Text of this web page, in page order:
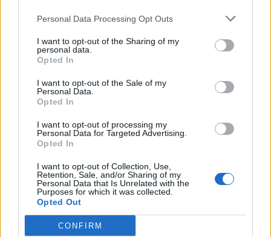
Personal Data Processing Opt Outs
I want to opt-out of the Sharing of my
personal data.
Opted In
I want to opt-out of the Sale of my
Personal Data.
Opted In
I want to opt-out of processing my
Personal Data for Targeted Advertising.
Opted In
I want to opt-out of Collection, Use,
Retention, Sale, and/or Sharing of my
Personal Data that Is Unrelated with the
Purposes for which it was collected.
Opted Out
CONFIRM
NX7 é o novo SUV da Nissan para China e
VIRGILIO MACHADO 08/08/2026
Torcal redefine luxo sensorial no primeiro SUV
elétrico da Bentley